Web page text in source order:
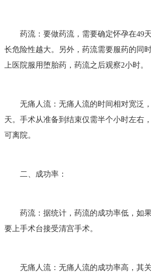
药流：要做药流，需要确定怀孕在49
长危险性越大。另外，药流需要服药的同
上医院服用堕胎药，药流之后观察2小时。
无痛人流：无痛人流的时间相对宽泛，
天。手术从准备到结束仅需半个小时左右
可离院。
二、成功率：
药流：据统计，药流的成功率低，如果
要上手术台接受清宫手术。
无痛人流：无痛人流的成功率高，其关